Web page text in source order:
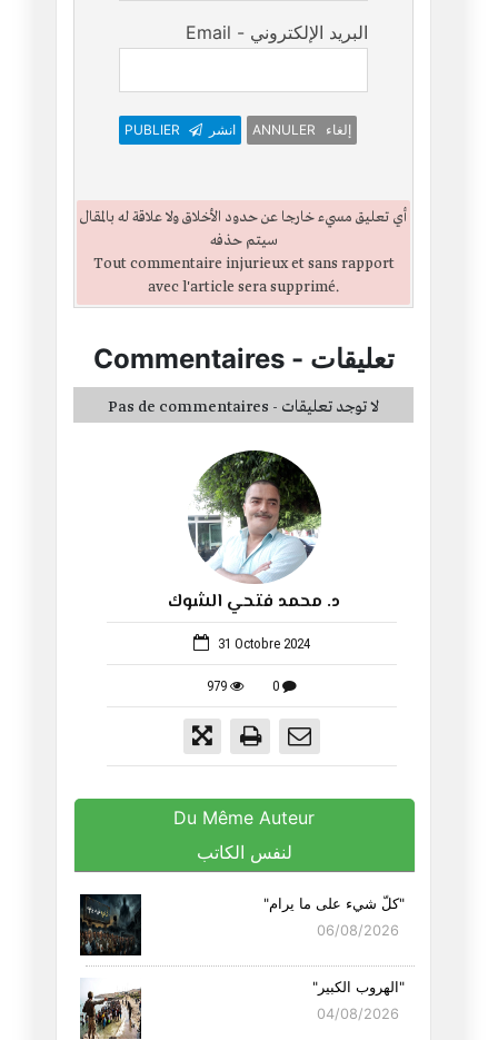
د. محمد فتحي الشوك
31 Octobre 2024
979 0
Du Même Auteur
لنفس الكاتب
"كلّ شيء على ما يرام"
06/08/2026
"الهروب الكبير"
04/08/2026
Email - البريد الإلكتروني
PUBLIER انشر ANNULER إلغاء
أي تعليق مسيء خارجا عن حدود الأخلاق ولا علاقة له بالمقال
سيتم حذفه
Tout commentaire injurieux et sans rapport
avec l'article sera supprimé.
Commentaires- تعليقات
Pas de commentaires - لا توجد تعليقات